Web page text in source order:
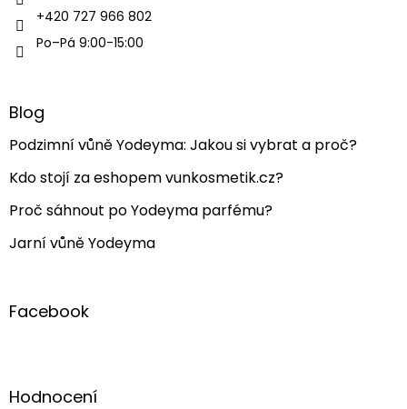
+420 727 966 802
Po–Pá 9:00-15:00
Blog
Podzimní vůně Yodeyma: Jakou si vybrat a proč?
Kdo stojí za eshopem vunkosmetik.cz?
Proč sáhnout po Yodeyma parfému?
Jarní vůně Yodeyma
Facebook
Hodnocení